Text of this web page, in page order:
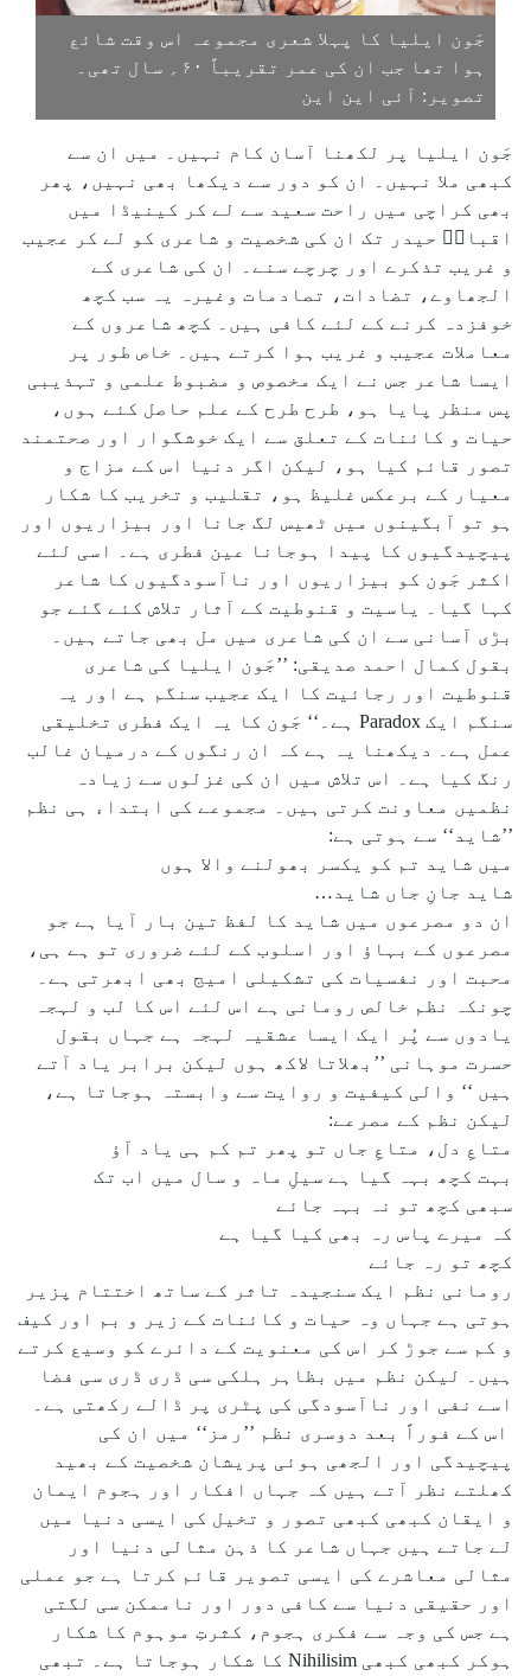
جَون ایلیا کا پہلا شعری مجموعہ اس وقت شائع
ہوا تھا جب ان کی عمر تقریباً ۶۰؍ سال تھی۔
تصویر: آئی این این
جَون ایلیا پر لکھنا آسان کام نہیں۔ میں ان سے
کبھی ملا نہیں۔ ان کو دور سے دیکھا بھی نہیں، پھر
بھی کراچی میں راحت سعید سے لے کر کینیڈا میں
اقبالؔ حیدر تک ان کی شخصیت و شاعری کو لے کر عجیب
و غریب تذکرے اور چرچے سنے۔ ان کی شاعری کے
الجھاوے، تضادات، تصادمات وغیرہ یہ سب کچھ
خوفزدہ کرنے کے لئے کافی ہیں۔ کچھ شاعروں کے
معاملات عجیب و غریب ہوا کرتے ہیں۔ خاص طور پر
ایسا شاعر جس نے ایک مخصوص و مضبوط علمی و تہذیبی
پس منظر پایا ہو، طرح طرح کے علم حاصل کئے ہوں،
حیات و کائنات کے تعلق سے ایک خوشگوار اور صحتمند
تصور قائم کیا ہو، لیکن اگر دنیا اس کے مزاج و
معیار کے برعکس غلیظ ہو، تقلیب و تخریب کا شکار
ہو تو آبگینوں میں ٹھیس لگ جانا اور بیزاریوں اور
پیچیدگیوں کا پیدا ہوجانا عین فطری ہے۔ اسی لئے
اکثر جَون کو بیزاریوں اور ناآسودگیوں کا شاعر
کہا گیا۔ یاسیت و قنوطیت کے آثار تلاش کئے گئے جو
بڑی آسانی سے ان کی شاعری میں مل بھی جاتے ہیں۔
بقول کمال احمد صدیقی: ’’جَون ایلیا کی شاعری
قنوطیت اور رجائیت کا ایک عجیب سنگم ہے اور یہ
سنگم ایک Paradox ہے۔‘‘ جَون کا یہ ایک فطری تخلیقی
عمل ہے۔ دیکھنا یہ ہے کہ ان رنگوں کے درمیان غالب
رنگ کیا ہے۔ اس تلاش میں ان کی غزلوں سے زیادہ
نظمیں معاونت کرتی ہیں۔ مجموعے کی ابتداء ہی نظم
’’شاید‘‘ سے ہوتی ہے:
میں شاید تم کو یکسر بھولنے والا ہوں
شاید جانِ جاں شاید…
ان دو مصرعوں میں شاید کا لفظ تین بار آیا ہے جو
مصرعوں کے بہاؤ اور اسلوب کے لئے ضروری تو ہے ہی،
محبت اور نفسیات کی تشکیلی امیج بھی ابھرتی ہے۔
چونکہ نظم خالص رومانی ہے اس لئے اس کا لب و لہجہ
یادوں سے پُر ایک ایسا عشقیہ لہجہ ہے جہاں بقول
حسرت موہانی ’’بھلاتا لاکھ ہوں لیکن برابر یاد آتے
ہیں ‘‘ والی کیفیت و روایت سے وابستہ ہوجاتا ہے،
لیکن نظم کے مصرعے:
متاعِ دل، متاعِ جاں تو پھر تم کم ہی یاد آؤ
بہت کچھ بہہ گیا ہے سیلِ ماہ و سال میں اب تک
سبھی کچھ تو نہ بہہ جائے
کہ میرے پاس رہ بھی کیا گیا ہے
کچھ تو رہ جائے
رومانی نظم ایک سنجیدہ تاثر کے ساتھ اختتام پزیر
ہوتی ہے جہاں وہ حیات و کائنات کے زیر و بم اور کیف
و کم سے جوڑ کر اس کی معنویت کے دائرے کو وسیع کرتے
ہیں۔ لیکن نظم میں بظاہر ہلکی سی ڈری ڈری سی فضا
اسے نفی اور ناآسودگی کی پٹری پر ڈالے رکھتی ہے۔
اس کے فوراً بعد دوسری نظم ’’رمز‘‘ میں ان کی
پیچیدگی اور الجھی ہوئی پریشان شخصیت کے بھید
کھلتے نظر آتے ہیں کہ جہاں افکار اور ہجوم ایمان
و ایقان کبھی کبھی تصور و تخیل کی ایسی دنیا میں
لے جاتے ہیں جہاں شاعر کا ذہن مثالی دنیا اور
مثالی معاشرے کی ایسی تصویر قائم کرتا ہے جو عملی
اور حقیقی دنیا سے کافی دور اور ناممکن سی لگتی
ہے جس کی وجہ سے فکری ہجوم، کثرتِ موہوم کا شکار
ہوکر کبھی کبھی Nihilisim کا شکار ہوجاتا ہے۔ تبھی